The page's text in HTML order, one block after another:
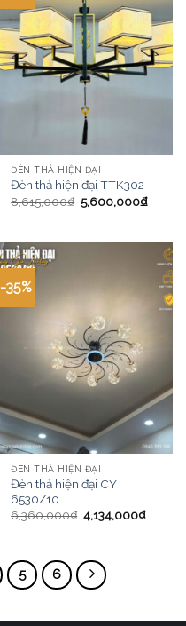
ĐÈN THẢ HIỆN ĐẠI
Đèn thả hiện đại TTK302
8,615,000₫ 5,600,000₫
-35%
ĐÈN THẢ HIỆN ĐẠI
Đèn thả hiện đại CY
6530/10
6,360,000₫ 4,134,000₫
5 6